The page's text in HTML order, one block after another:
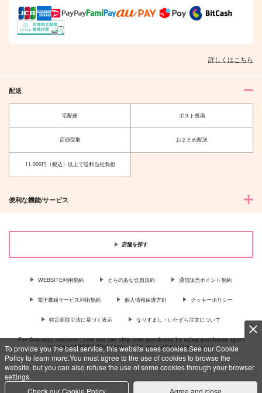
To provide you the best service, this website uses cookies.See our Cookie
Policy to learn more.You must agree to the use of cookies to browse the
website, but you can also refuse the use of some cookies through your browser
settings.
Check our Cookie Policy
Agree and close
詳しくはこちら
配送
宅配便 ポスト投函
店頭受取 おまとめ配送
11,000円（税込）以上で送料当社負担
便利な機能/サービス
店舗を探す
WEBSITE利用規約 とらのあな会員規約 通信販売ポイント規約
電子書籍サービス利用規約 個人情報保護方針 クッキーポリシー
特定商取引法に基づく表示 なりすまし・いたずら注文について
For Overseas customer, now you can ship your purchases by using purchases agent
services “AOCS”! Click {more…} for more information …more
c TORANOANA Inc, All Rights Reserved.